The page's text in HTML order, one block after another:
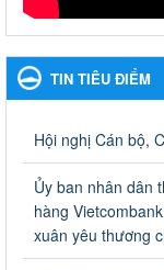
Hưởng ứng cuộc
Hưởng ứng cuộc thi
Ngày ban hành: 06/
bổng, hỗ trợ của
học 2023-2024
Về việc thống kê,
hỗ trợ của Chương
2024
TIN TIÊU ĐIỂM
Hội nghị Cán bộ,
Ủy ban nhân dân
hàng
xuân yêu thương